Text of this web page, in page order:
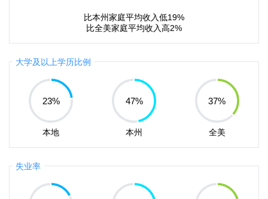
比本州家庭平均收入低19%
比全美家庭平均收入高2%
大学及以上学历比例
23%
本地
47%
本州
37%
全美
失业率